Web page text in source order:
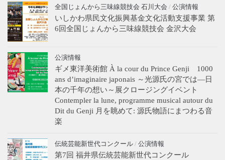
全国じょんから三味線競技会 石川大会 / 公演情報
いしかわ県民文化振興基金文化活動支援事業 第
6回全国じょんから三味線競技会 金沢大会
公演情報
ギメ東洋美術館 À la cour du Prince Genji 1000
ans d’imaginaire japonais ～光源氏の宮では―日
本の千年の想い～展クロージングイベント
Contempler la lune, programme musical autour du
Dit du Genji 月を眺めて: 源氏物語にまつわる音
楽
伝統芸能新世代コンクール / 公演情報
第7回 福井県伝統芸能新世代コンクール